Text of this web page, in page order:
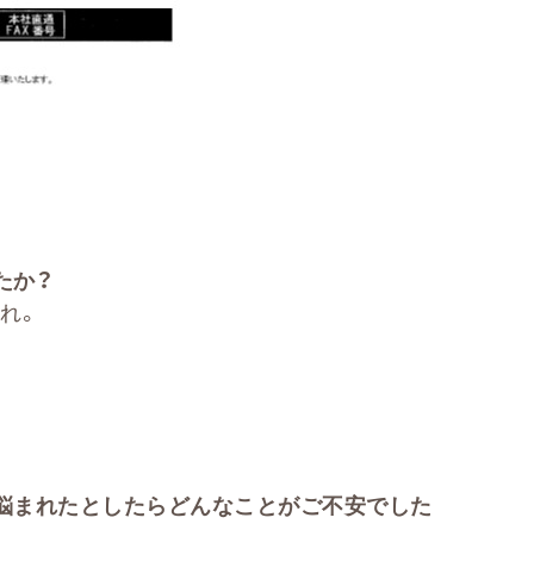
か？
。
れたとしたらどんなことがご不安でした